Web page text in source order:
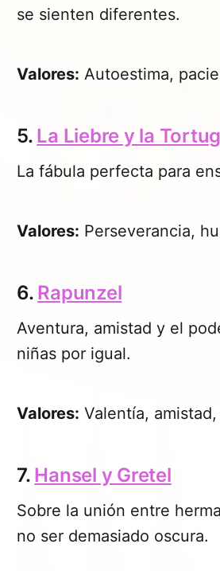
se sienten diferentes.
Valores: Autoestima,
5. La Liebre y la
La fábula perfecta para
Valores: Perseverancia,
6. Rapunzel
Aventura, amistad y el
niñas por igual.
Valores: Valentía,
7. Hansel y Gretel
Sobre la unión entre
no ser demasiado oscura.